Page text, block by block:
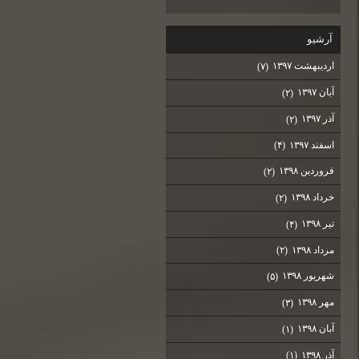
آرشيو
اردیبهشت ۱۳۹۷ (۷)
آبان ۱۳۹۷ (۲)
آذر ۱۳۹۷ (۲)
اسفند ۱۳۹۷ (۴)
فروردین ۱۳۹۸ (۲)
خرداد ۱۳۹۸ (۲)
تیر ۱۳۹۸ (۴)
مرداد ۱۳۹۸ (۲)
شهریور ۱۳۹۸ (۵)
مهر ۱۳۹۸ (۳)
آبان ۱۳۹۸ (۱)
آذر ۱۳۹۸ (۱)